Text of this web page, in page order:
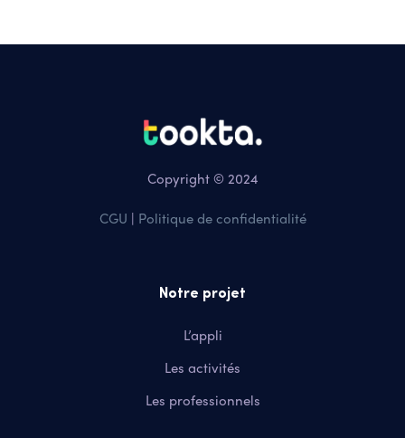
Copyright © 2024
CGU | Politique de confidentialité
Notre projet
L’appli
Les activités
Les professionnels